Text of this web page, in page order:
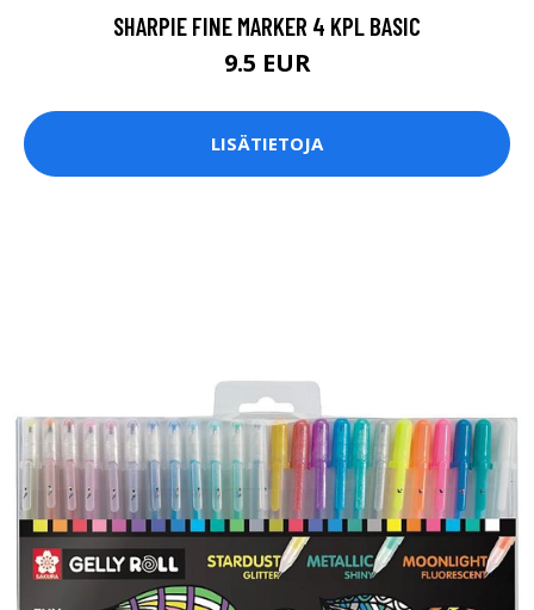
SHARPIE FINE MARKER 4 KPL BASIC
9.5 EUR
LISÄTIETOJA